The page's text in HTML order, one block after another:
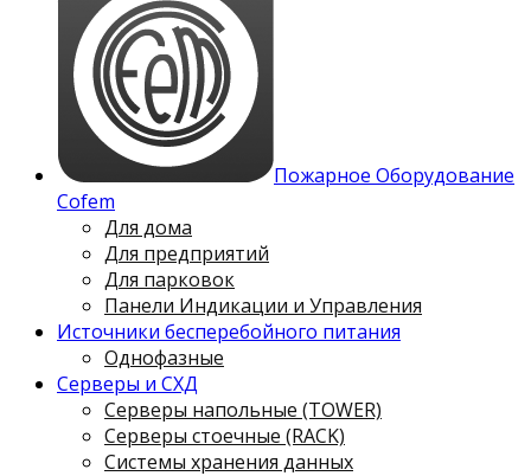
Пожарное Оборудование
Cofem
Для дома
Для предприятий
Для парковок
Панели Индикации и Управления
Источники бесперебойного питания
Однофазные
Серверы и СХД
Серверы напольные (TOWER)
Серверы стоечные (RACK)
Системы хранения данных